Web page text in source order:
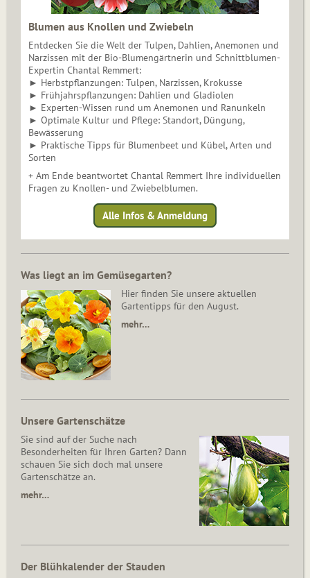
Blumen aus Knollen und Zwiebeln
Entdecken Sie die Welt der Tulpen, Dahlien, Anemonen und
Narzissen mit der Bio-Blumengärtnerin und Schnittblumen-
Expertin Chantal Remmert:
► Herbstpflanzungen: Tulpen, Narzissen, Krokusse
► Frühjahrspflanzungen: Dahlien und Gladiolen
► Experten-Wissen rund um Anemonen und Ranunkeln
► Optimale Kultur und Pflege: Standort, Düngung,
Bewässerung
► Praktische Tipps für Blumenbeet und Kübel, Arten und
Sorten
+ Am Ende beantwortet Chantal Remmert Ihre individuellen
Fragen zu Knollen- und Zwiebelblumen.
Alle Infos & Anmeldung
Was liegt an im Gemüsegarten?
Hier finden Sie unsere aktuellen
Gartentipps für den August.
mehr…
Unsere Gartenschätze
Sie sind auf der Suche nach
Besonderheiten für Ihren Garten? Dann
schauen Sie sich doch mal unsere
Gartenschätze an.
mehr…
Der Blühkalender der Stauden